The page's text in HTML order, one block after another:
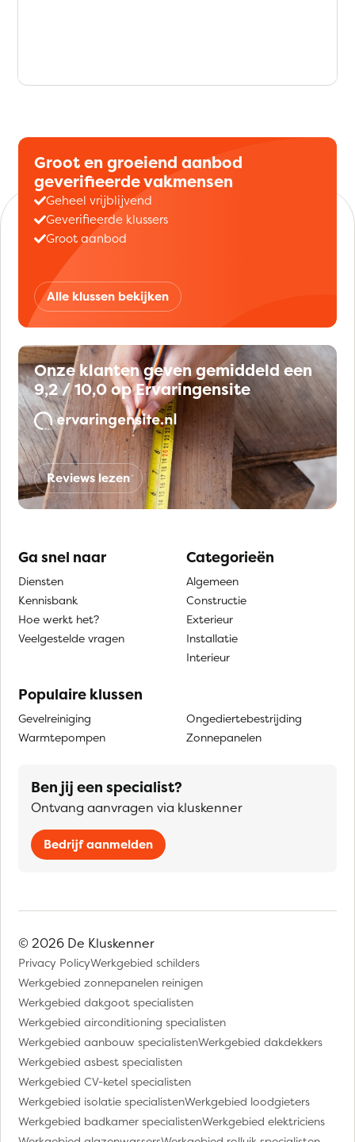
Groot en groeiend aanbod
geverifieerde vakmensen
Geheel vrijblijvend
Geverifieerde klussers
Groot aanbod
Alle klussen bekijken
Onze klanten geven gemiddeld een
9,2 / 10,0 op Ervaringensite
Reviews lezen
Ga snel naar
Diensten
Kennisbank
Hoe werkt het?
Veelgestelde vragen
Categorieën
Algemeen
Constructie
Exterieur
Installatie
Interieur
Populaire klussen
Gevelreiniging
Warmtepompen
Ongediertebestrijding
Zonnepanelen
Ben jij een specialist?
Ontvang aanvragen via kluskenner
Bedrijf aanmelden
© 2026 De Kluskenner
Privacy PolicyWerkgebied schilders
Werkgebied zonnepanelen reinigen
Werkgebied dakgoot specialisten
Werkgebied airconditioning specialisten
Werkgebied aanbouw specialistenWerkgebied dakdekkers
Werkgebied asbest specialisten
Werkgebied CV-ketel specialisten
Werkgebied isolatie specialistenWerkgebied loodgieters
Werkgebied badkamer specialistenWerkgebied elektriciens